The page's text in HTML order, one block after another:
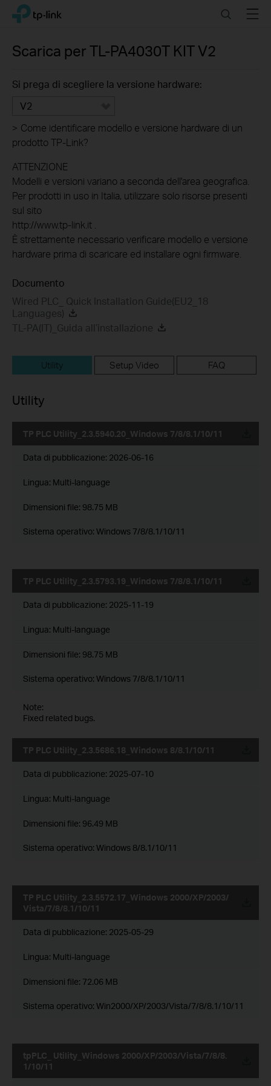
Click
navigation
TP-Link, Reliably Smart SearchMenu
Scarica perTL-PA4030T KITV2
Si prega di scegliere la versione hardware:
V2
> Come identificare modello e versione hardware di un
prodotto TP-Link?
ATTENZIONE
Modelli e versioni variano a seconda dell'area geografica.
Per prodotti in uso in Italia, utilizzare solo risorse presenti
sul sito
http://www.tp-link.it .
È strettamente necessario verificare modello e versione
hardware prima di scaricare ed installare ogni firmware.
Documento
Wired PLC_ Quick Installation Guide(EU2_18
Languages)
TL-PA(IT)_Guida all’installazione
Utility Setup Video FAQ
Utility
TP PLC Utility_2.3.5940.20_Windows 7/8/8.1/10/11
Data di pubblicazione: 2026-06-16
Lingua: Multi-language
Dimensioni file: 98.75 MB
Sistema operativo: Windows 7/8/8.1/10/11
TP PLC Utility_2.3.5793.19_Windows 7/8/8.1/10/11
Data di pubblicazione: 2025-11-19
Lingua: Multi-language
Dimensioni file: 98.75 MB
Sistema operativo: Windows 7/8/8.1/10/11
Note:
Fixed related bugs.
TP PLC Utility_2.3.5686.18_Windows 8/8.1/10/11
Data di pubblicazione: 2025-07-10
Lingua: Multi-language
Dimensioni file: 96.49 MB
Sistema operativo: Windows 8/8.1/10/11
TP PLC Utility_2.3.5572.17_Windows 2000/XP/2003/
Vista/7/8/8.1/10/11
Data di pubblicazione: 2025-05-29
Lingua: Multi-language
Dimensioni file: 72.06 MB
Sistema operativo: Win2000/XP/2003/Vista/7/8/8.1/10/11
tpPLC_ Utility_Windows 2000/XP/2003/Vista/7/8/8.
1/10/11